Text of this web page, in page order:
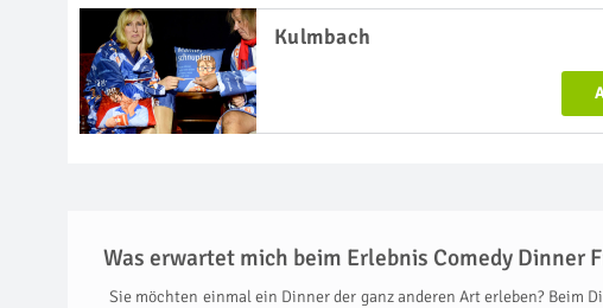
Kulmbach
Was erwartet mich beim Erlebnis Comedy Dinner
Sie möchten einmal ein Dinner der ganz anderen Art erleben? Beim